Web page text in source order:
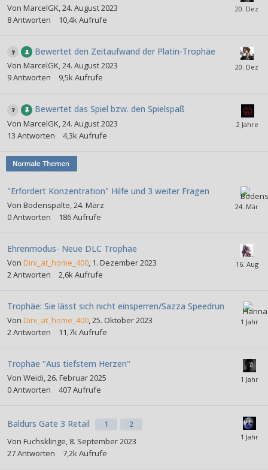
Von MarcelGK,24. August 2023
8Antworten 10,4kAufrufe
Bewertet den Zeitaufwand der Platin-Trophäe
Von MarcelGK,24. August 2023
9Antworten 9,5kAufrufe
Bewertet das Spiel bzw. den Spielspaß
Von MarcelGK,24. August 2023
13 Antworten 4,3kAufrufe
"Erfordert Konzentration" Hilfe und 3 weiter Fragen
Von Bodenspalte,24. März
0Antworten 186Aufrufe
Ehrenmodus- Neue DLC Trophäe
Von Dini_at_home_400, 1. Dezember 2023
2Antworten 2,6kAufrufe
Trophäe: Sie lässt sich nicht einsperren/Sazza Speedrun
Von Dini_at_home_400,25. Oktober 2023
2Antworten 11,7kAufrufe
Trophäe "Aus tiefstem Herzen"
Von Weidi,26. Februar 2025
0Antworten 407Aufrufe
Baldurs Gate 3 Retail 1 2
Von Fuchsklinge, 8. September 2023
27Antworten 7,2kAufrufe